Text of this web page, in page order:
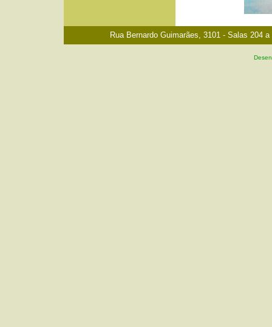
Rua Bernardo Guimarães, 3101 - Salas 204